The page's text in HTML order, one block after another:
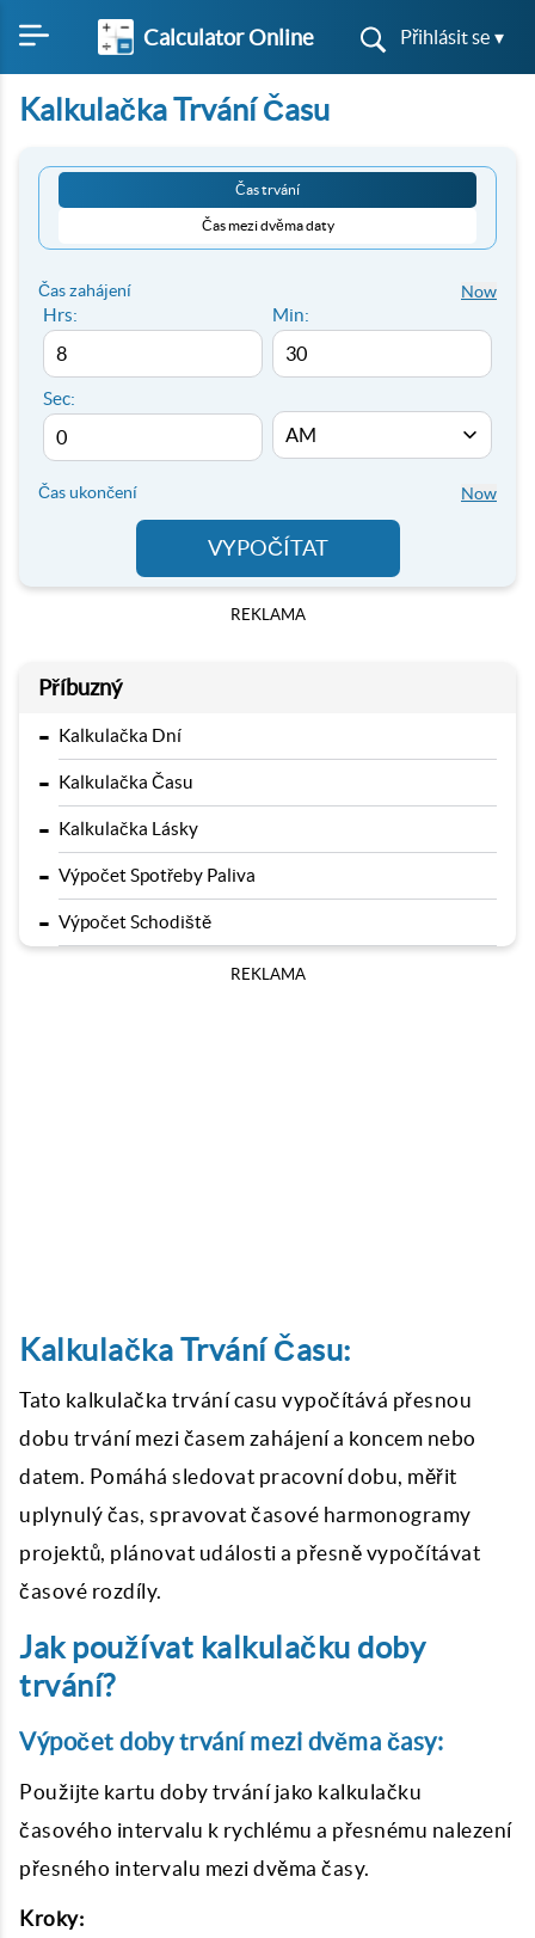
Calculator Online Přihlásit se ▾
Kalkulačka Trvání Času
Čas trvání
Čas mezi dvěma daty
Čas zahájení Now
Hrs: Min:
Sec:
Čas ukončení Now
VYPOČÍTAT
REKLAMA
Příbuzný
- Kalkulačka Dní
- Kalkulačka Času
- Kalkulačka Lásky
- Výpočet Spotřeby Paliva
- Výpočet Schodiště
REKLAMA
Kalkulačka Trvání Času:
Tato kalkulačka trvání casu vypočítává přesnou
dobu trvání mezi časem zahájení a koncem nebo
datem. Pomáhá sledovat pracovní dobu, měřit
uplynulý čas, spravovat časové harmonogramy
projektů, plánovat události a přesně vypočítávat
časové rozdíly.
Jak používat kalkulačku doby
trvání?
Výpočet doby trvání mezi dvěma časy:
Použijte kartu doby trvání jako kalkulačku
časového intervalu k rychlému a přesnému nalezení
přesného intervalu mezi dvěma časy.
Kroky: